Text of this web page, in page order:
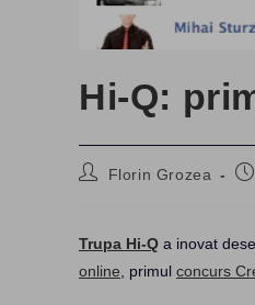
Hi-Q:
PostFlorin Grozea
Trupa Hi-Q a inovat
online , primul concurs